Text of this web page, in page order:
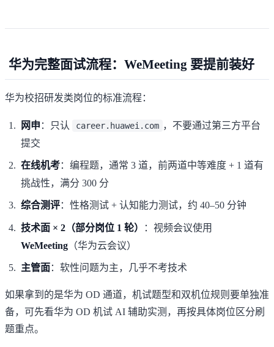
华为完整面试流程：WeMeeting 要提前装好
华为校招研发类岗位的标准流程：
网申 ：只认 career.huawei.com ，不要通过第三方平台
提交
在线机考：编程题，通常 3 道，前两道中等难度 + 1 道有
挑战性，满分 300 分
综合测评：性格测试 + 认知能力测试，约 40–50 分钟
技术面 × 2（部分岗位 1 轮）
：视频会议使用
WeMeeting（华为云会议）
主管面：软性问题为主，几乎不考技术
如果拿到的是华为 OD 通道，机试题型和双机位规则要单独准
备，可先看华为 OD 机试 AI 辅助实测 ，再按具体岗位区分刷
题重点。